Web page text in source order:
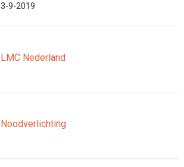
3-9-2019
LMC Nederland
Noodverlichting